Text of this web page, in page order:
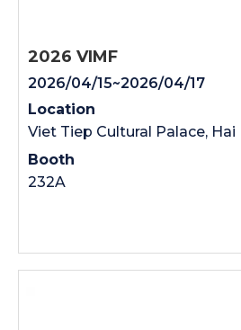
2026 VIMF
2026/04/15~2026/04/17
Location
Viet Tiep Cultural Palace, Hai
Booth
232A